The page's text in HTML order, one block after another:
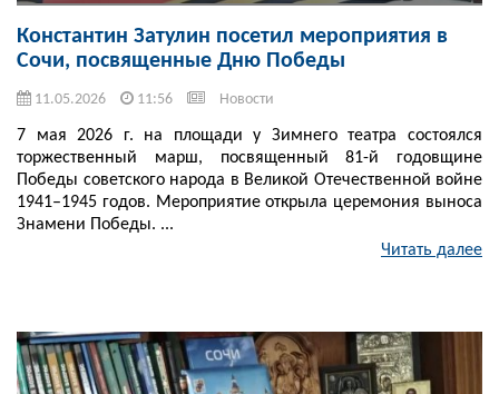
Константин Затулин посетил мероприятия в
Сочи, посвященные Дню Победы
11.05.2026 11:56 Новости
7 мая 2026 г. на площади у Зимнего театра состоялся
торжественный марш, посвященный 81-й годовщине
Победы советского народа в Великой Отечественной войне
1941–1945 годов. Мероприятие открыла церемония выноса
Знамени Победы. ...
Читать далее